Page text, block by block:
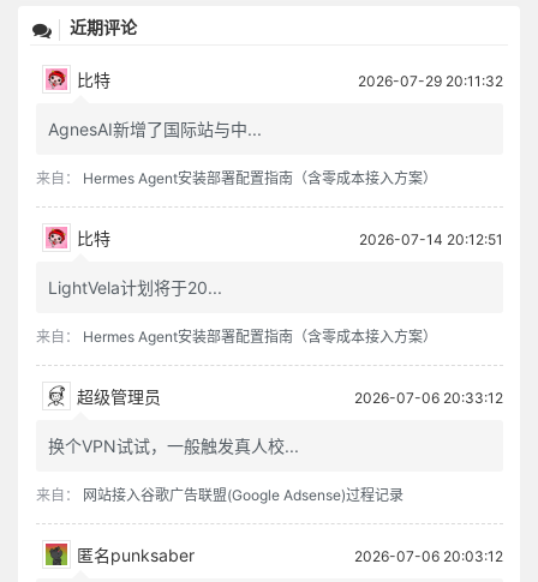
近期评论
比特 2026-07-29 20:11:32
AgnesAI新增了国际站与中...
来自： Hermes Agent安装部署配置指南（含零成本接入方案）
比特 2026-07-14 20:12:51
LightVela计划将于20...
来自： Hermes Agent安装部署配置指南（含零成本接入方案）
超级管理员 2026-07-06 20:33:12
换个VPN试试，一般触发真人校...
来自： 网站接入谷歌广告联盟(Google Adsense)过程记录
匿名punksaber 2026-07-06 20:03:12